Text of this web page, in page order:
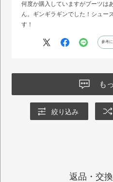
何度か購入していますがブーツは
ん。ギンギラギンでした！シュー
す！
参考
も
絞り込み
返品・交